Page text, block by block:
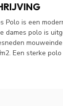
Polo is een
dames polo is
Een sterke